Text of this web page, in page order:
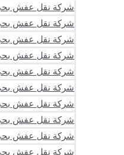
شركة نقل عفش بحي الندى
شركة نقل عفش بحي
شركة نقل عفش بحي
شركة نقل عفش بحي
شركة نقل عفش بحي
شركة نقل عفش بحي
شركة نقل عفش بحي
شركة نقل عفش بحي بنبان
شركة نقل عفش بحي حطين
شركة نقل عفش بحي صلاح